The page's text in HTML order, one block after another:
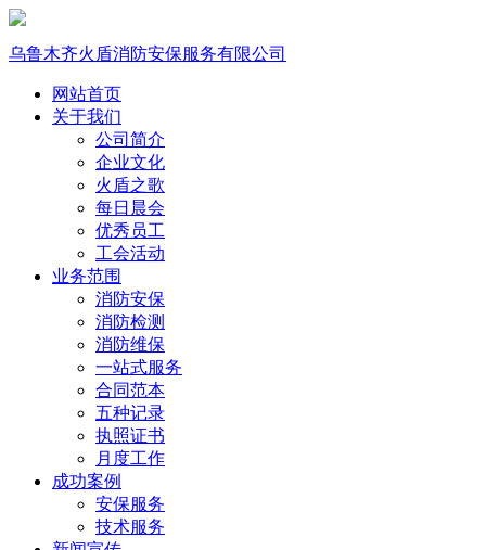
乌鲁木齐火盾消防安保服务有限公司
网站首页
关于我们
公司简介
企业文化
火盾之歌
每日晨会
优秀员工
工会活动
业务范围
消防安保
消防检测
消防维保
一站式服务
合同范本
五种记录
执照证书
月度工作
成功案例
安保服务
技术服务